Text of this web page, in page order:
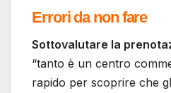
Errori da non fare
Sottovalutare la
“tanto è un centro
rapido per scoprire che